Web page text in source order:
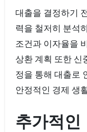
대출을 결정하기
력을 철저히 분석
조건과 이자율을
상환 계획 또한 신
정을 통해 대출로
안정적인 경제 생
추가적인